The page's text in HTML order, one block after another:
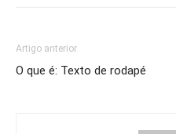
Artigo anterior
O que é: Texto de rodapé